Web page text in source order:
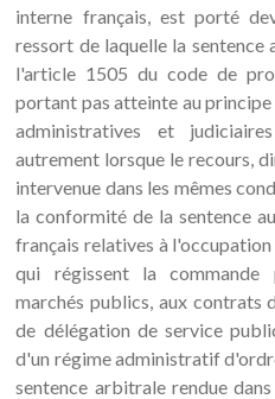
interne français, est porté
ressort de laquelle la sentence
l'article 1505 du code de
portant pas atteinte au
administratives et
autrement lorsque le recours,
intervenue dans les mêmes
la conformité de la sentence
français relatives à
qui régissent la
marchés publics, aux contrats
de délégation de service
d'un régime administratif
sentence arbitrale rendue